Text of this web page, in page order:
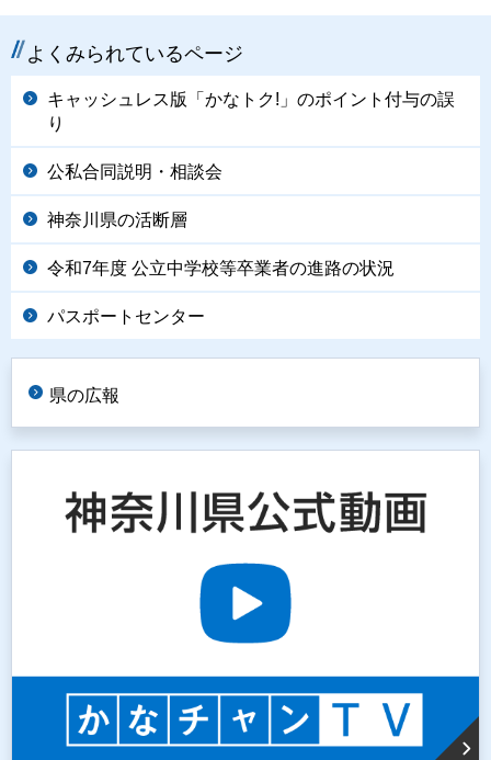
よくみられているページ
キャッシュレス版「かなトク!」のポイント付与の誤
り
公私合同説明・相談会
神奈川県の活断層
令和7年度 公立中学校等卒業者の進路の状況
パスポートセンター
県の広報